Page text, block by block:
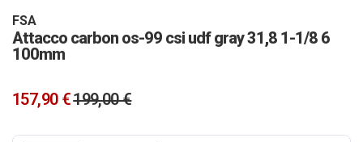
FSA
Attacco carbon os-99 csi udf gray 31,8 1-1/8 6
100mm
157,90 €199,00 €
galleria
di
immagini